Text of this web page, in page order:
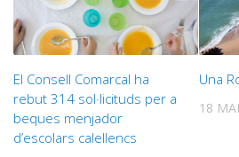
El Consell Comarcal ha
rebut 314 sol·licituds per a
beques menjador
d’escolars calellencs
Una
18